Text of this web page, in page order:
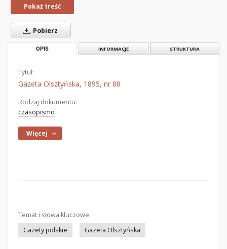
Pokaż treść
Pobierz
OPIS INFORMACJE STRUKTURA
Tytuł:
Gazeta Olsztyńska, 1895, nr 88
Rodzaj dokumentu:
czasopismo
Więcej
Temat i słowa kluczowe:
Gazety polskie
Gazeta Olsztyńska